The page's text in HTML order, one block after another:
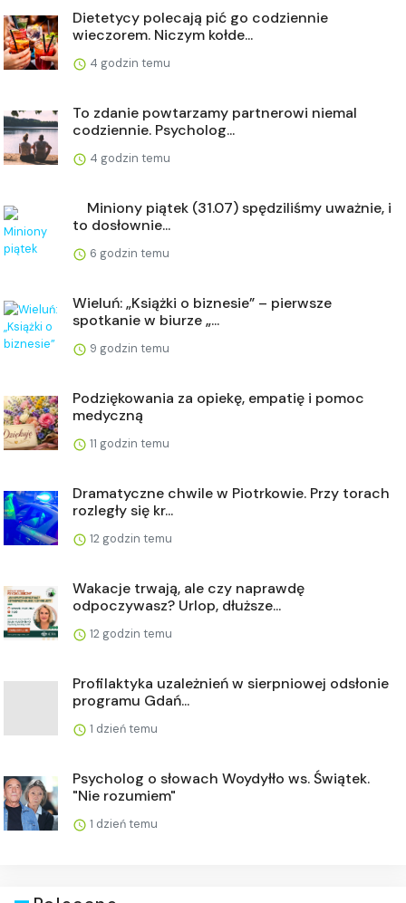
Dietetycy polecają pić go codziennie
wieczorem. Niczym kołde...
4 godzin temu
To zdanie powtarzamy partnerowi niemal
codziennie. Psycholog...
4 godzin temu
⠀ Miniony piątek (31.07) spędziliśmy uważnie, i
to dosłownie...
6 godzin temu
Wieluń: „Książki o biznesie” – pierwsze
spotkanie w biurze „...
9 godzin temu
Podziękowania za opiekę, empatię i pomoc
medyczną
11 godzin temu
Dramatyczne chwile w Piotrkowie. Przy torach
rozległy się kr...
12 godzin temu
Wakacje trwają, ale czy naprawdę
odpoczywasz? Urlop, dłuższe...
12 godzin temu
Profilaktyka uzależnień w sierpniowej odsłonie
programu Gdań...
1 dzień temu
Psycholog o słowach Woydyłło ws. Świątek.
"Nie rozumiem"
1 dzień temu